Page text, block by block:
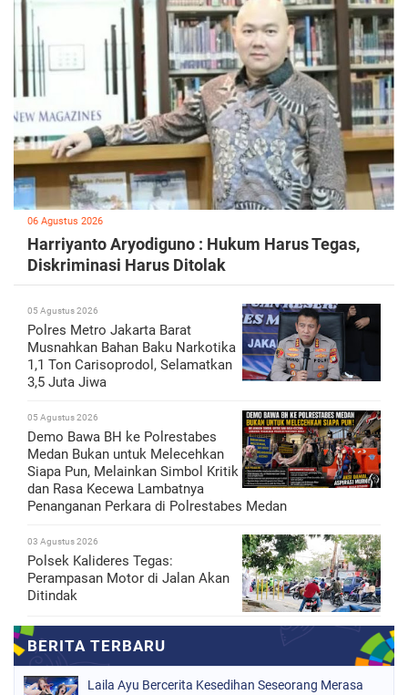
06 Agustus 2026
Harriyanto Aryodiguno : Hukum Harus Tegas,
Diskriminasi Harus Ditolak
05 Agustus 2026
Polres Metro Jakarta Barat
Musnahkan Bahan Baku Narkotika
1,1 Ton Carisoprodol, Selamatkan
3,5 Juta Jiwa
05 Agustus 2026
Demo Bawa BH ke Polrestabes
Medan Bukan untuk Melecehkan
Siapa Pun, Melainkan Simbol Kritik
dan Rasa Kecewa Lambatnya
Penanganan Perkara di Polrestabes Medan
03 Agustus 2026
Polsek Kalideres Tegas:
Perampasan Motor di Jalan Akan
Ditindak
Laila Ayu Bercerita Kesedihan Seseorang Merasa